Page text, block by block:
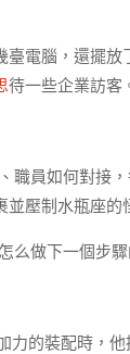
電腦，還擺
待一些企業訪客
職員如何對接
壓制水瓶座的
做下一個步驟
力的裝配時，他